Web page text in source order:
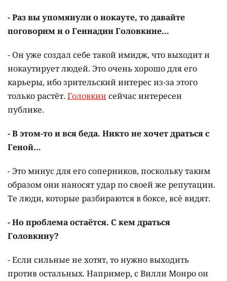
- Раз вы упомянули о нокауте, то давайте
поговорим и о Геннадии Головкине…
- Он уже создал себе такой имидж, что выходит и
нокаутирует людей. Это очень хорошо для его
карьеры, ибо зрительский интерес из-за этого
только растёт. Головкин сейчас интересен
публике.
- В этом-то и вся беда. Никто не хочет драться с
Геной…
- Это минус для его соперников, поскольку таким
образом они наносят удар по своей же репутации.
Те люди, которые разбираются в боксе, всё видят.
- Но проблема остаётся. С кем драться
Головкину?
- Если сильные не хотят, то нужно выходить
против остальных. Например, с Вилли Монро он